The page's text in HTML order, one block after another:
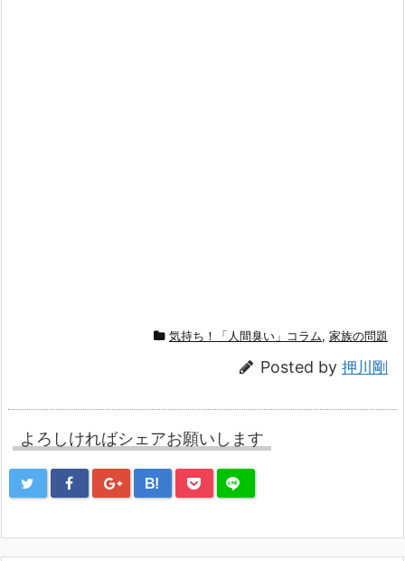
気持ち！「人間臭い」コラム, 家族の問題
Posted by 押川剛
よろしければシェアお願いします
B!